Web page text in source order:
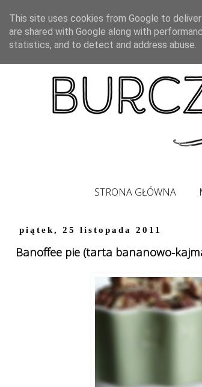
STRONA GŁÓWNA
piątek, 25 listopada 2011
Banoffee pie (tarta bananowo-
This site uses cookies from Google to
are shared with Google along with
statistics, and to detect and address abuse.